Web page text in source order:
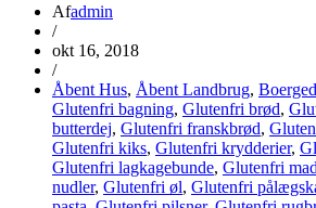
Afadmin
/
okt 16, 2018
/
Åbent Hus, Åbent Landbrug,
Glutenfri bagning, Glutenfri brød,
butterdej, Glutenfri franskbrød,
Glutenfri kiks, Glutenfri krydderier,
Glutenfri lagkagebunde, Glutenfri
nudler, Glutenfri øl, Glutenfri